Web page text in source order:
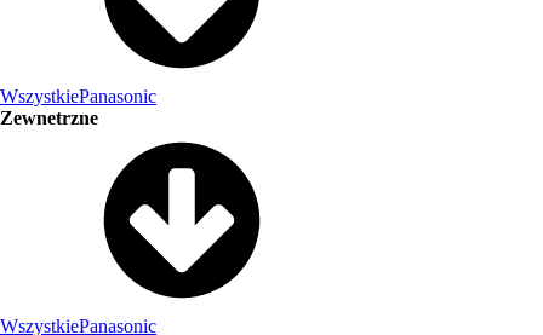
WszystkiePanasonic
Zewnetrzne
WszystkiePanasonic